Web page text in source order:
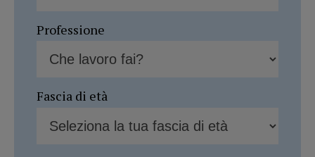
Professione
Fascia di età